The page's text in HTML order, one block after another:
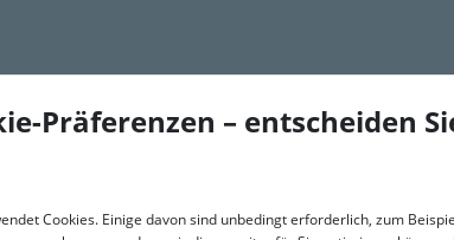
Präferenzen – entscheiden
Cookies. Einige davon sind unbedingt erforderlich, zum